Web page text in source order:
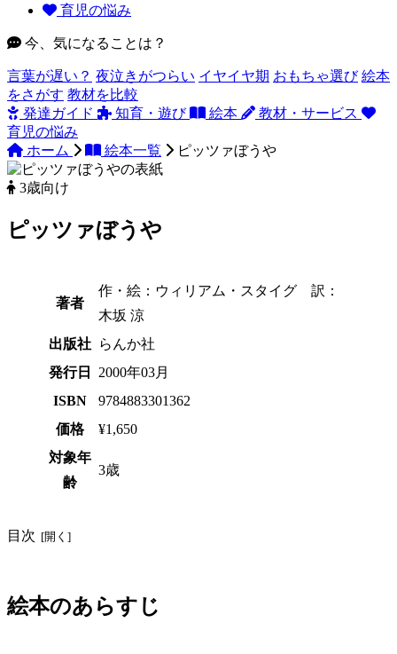
育児の悩み
今、気になることは？
言葉が遅い？ 夜泣きがつらい イヤイヤ期 おもちゃ選び 絵本
をさがす 教材を比較
発達ガイド
知育・遊び 絵本
教材・サービス
育児の悩み
ホーム
絵本一覧 ピッツァぼうや
3歳向け
ピッツァぼうや
著者
作・絵：ウィリアム・スタイグ 訳：
木坂 涼
出版社 らんか社
発行日
2000年03月
ISBN
9784883301362
価格
¥1,650
対象年
齢
3歳
目次
絵本のあらすじ